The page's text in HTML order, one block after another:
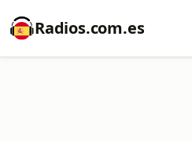
Radios.com.es